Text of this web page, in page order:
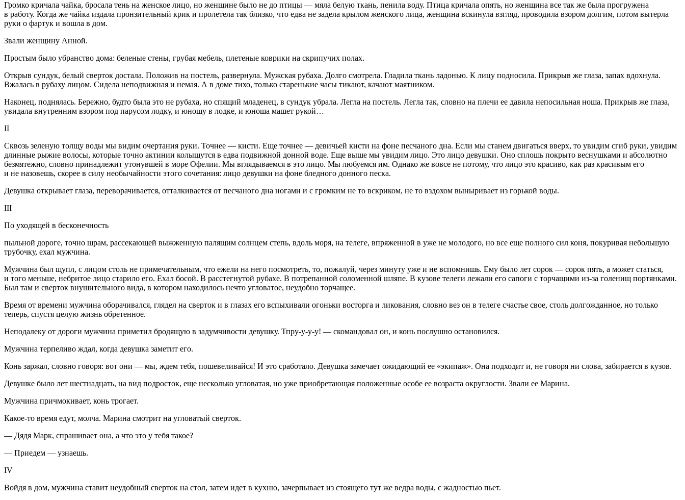
Громко кричала чайка, бросала тень на женское лицо, но женщине было не до птицы — мяла белую ткань, пенила воду. Птица кричала опять, но женщина все так же была прогружена
в работу. Когда же чайка издала пронзительный крик и пролетела так близко, что едва не задела крылом женского лица, женщина вскинула взгляд, проводила взором долгим, потом вытерла
руки о фартук и вошла в дом.
Звали женщину Анной.
Простым было убранство дома: беленые стены, грубая мебель, плетеные коврики на скрипучих полах.
Открыв сундук, белый сверток достала. Положив на постель, развернула. Мужская рубаха. Долго смотрела. Гладила ткань ладонью. К лицу подносила. Прикрыв же глаза, запах вдохнула.
Вжалась в рубаху лицом. Сидела неподвижная и немая. А в доме тихо, только старенькие часы тикают, качают маятником.
Наконец, поднялась. Бережно, будто была это не рубаха, но спящий младенец, в сундук убрала. Легла на постель. Легла так, словно на плечи ее давила непосильная ноша. Прикрыв же глаза,
увидала внутренним взором под парусом лодку, и юношу в лодке, и юноша машет рукой…
II
Сквозь зеленую толщу воды мы видим очертания руки. Точнее — кисти. Еще точнее — девичьей кисти на фоне песчаного дна. Если мы станем двигаться вверх, то увидим сгиб руки, увидим
длинные рыжие волосы, которые точно актинии колышутся в едва подвижной донной воде. Еще выше мы увидим лицо. Это лицо девушки. Оно сплошь покрыто веснушками и абсолютно
безмятежно, словно принадлежит утонувшей в море Офелии. Мы вглядываемся в это лицо. Мы любуемся им. Однако же вовсе не потому, что лицо это красиво, как раз красивым его
и не назовешь, скорее в силу необычайности этого сочетания: лицо девушки на фоне бледного донного песка.
Девушка открывает глаза, переворачивается, отталкивается от песчаного дна ногами и с громким не то вскриком, не то вздохом выныривает из горькой воды.
III
По уходящей в бесконечность
пыльной дороге, точно шрам, рассекающей выжженную палящим солнцем степь, вдоль моря, на телеге, впряженной в уже не молодого, но все еще полного сил коня, покуривая небольшую
трубочку, ехал мужчина.
Мужчина был щупл, с лицом столь не примечательным, что ежели на него посмотреть, то, пожалуй, через минуту уже и не вспомнишь. Ему было лет сорок — сорок пять, а может статься,
и того меньше, небритое лицо старило его. Ехал босой. В расстегнутой рубахе. В потрепанной соломенной шляпе. В кузове телеги лежали его сапоги с торчащими из-за голенищ портянками.
Был там и сверток внушительного вида, в котором находилось нечто угловатое, неудобно торчащее.
Время от времени мужчина оборачивался, глядел на сверток и в глазах его вспыхивали огоньки восторга и ликования, словно вез он в телеге счастье свое, столь долгожданное, но только
теперь, спустя целую жизнь обретенное.
Неподалеку от дороги мужчина приметил бродящую в задумчивости девушку. Тпру-у-у-у! — скомандовал он, и конь послушно остановился.
Мужчина терпеливо ждал, когда девушка заметит его.
Конь заржал, словно говоря: вот они — мы, ждем тебя, пошевеливайся! И это сработало. Девушка замечает ожидающий ее «экипаж». Она подходит и, не говоря ни слова, забирается в кузов.
Девушке было лет шестнадцать, на вид подросток, еще несколько угловатая, но уже приобретающая положенные особе ее возраста округлости. Звали ее Марина.
Мужчина причмокивает, конь трогает.
Какое-то время едут, молча. Марина смотрит на угловатый сверток.
— Дядя Марк, спрашивает она, а что это у тебя такое?
— Приедем — узнаешь.
IV
Войдя в дом, мужчина ставит неудобный сверток на стол, затем идет в кухню, зачерпывает из стоящего тут же ведра воды, с жадностью пьет.